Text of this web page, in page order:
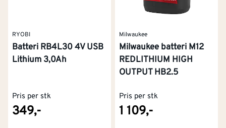
RYOBI
Batteri RB4L30 4V USB
Lithium 3,0Ah
Pris per stk
349,-
Milwaukee
Milwaukee batteri M12
REDLITHIUM HIGH
OUTPUT HB2.5
Pris per stk
1 109,-